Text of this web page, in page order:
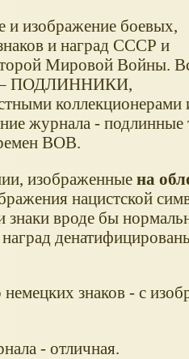
и изображение боевых,
и наград СССР и
Мировой Войны.
– ПОДЛИННИКИ,
коллекционерами
журнала -
ВОВ.
изображенные на
нацистской
знаки вроде бы
знаков - с
- отличная.